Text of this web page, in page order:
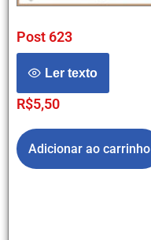
Post 623
Ler texto
R$5,50
Adicionar ao carrinho